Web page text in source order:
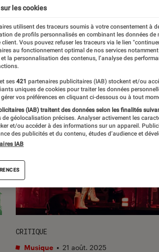
CRITIQUE
Musique • 21 août. 2025
les cookies
utilisent des traceurs soumis à votre consentement à
de profils personnalisés en combinant les données de
client. Vous pouvez refuser les traceurs via le lien
au fonctionnement optimal de nos services
la personnalisation des contenus, l’analyse des
ses 421 partenaires publicitaires (IAB) stockent et/ou
uniques de cookies pour traiter les données
vos préférences en cliquant ci-dessous ou à tout
(IAB) traitent des données selon les finalités
de géolocalisation précises. Analyser activement les
et/ou accéder à des informations sur un appareil.
des publicités et du contenu, études d’audience et
IAB